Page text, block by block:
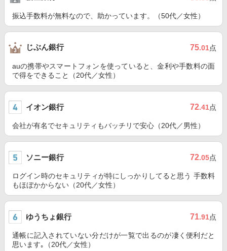
振込手数料が無料なので、助かっています。（50代／女性）
じぶん銀行 75.01点
auの携帯やスマートフォンを使っていると、金利や手数料の面
で得をできること（20代／女性）
イオン銀行 72.41点
会社が有名でセキュリティもバッチリで安心（20代／男性）
ソニー銀行 72.05点
ログイン時のセキュリティが特にしっかりしてると思う 手数料
もほぼかからない（20代／女性）
ゆうちょ銀行 71.91点
通帳に記入されていない分だけが一覧で出るのが凄く便利だと
思います｡（20代／女性）